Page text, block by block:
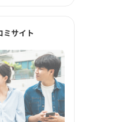
ミサイト